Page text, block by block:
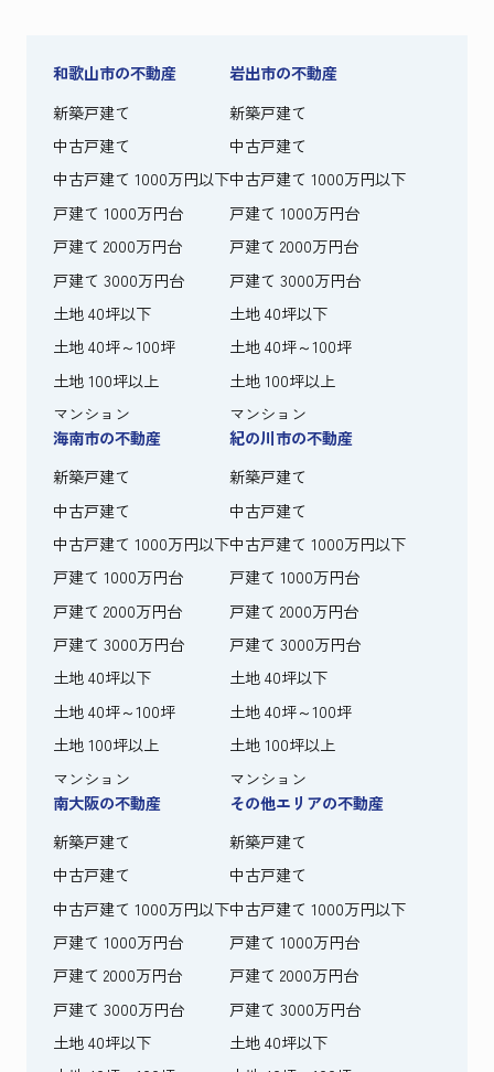
和歌山市の不動産
新築戸建て
中古戸建て
中古戸建て 1000万円以下
戸建て 1000万円台
戸建て 2000万円台
戸建て 3000万円台
土地 40坪以下
土地 40坪～100坪
土地 100坪以上
マンション
岩出市の不動産
新築戸建て
中古戸建て
中古戸建て 1000万円以下
戸建て 1000万円台
戸建て 2000万円台
戸建て 3000万円台
土地 40坪以下
土地 40坪～100坪
土地 100坪以上
マンション
海南市の不動産
新築戸建て
中古戸建て
中古戸建て 1000万円以下
戸建て 1000万円台
戸建て 2000万円台
戸建て 3000万円台
土地 40坪以下
土地 40坪～100坪
土地 100坪以上
マンション
紀の川市の不動産
新築戸建て
中古戸建て
中古戸建て 1000万円以下
戸建て 1000万円台
戸建て 2000万円台
戸建て 3000万円台
土地 40坪以下
土地 40坪～100坪
土地 100坪以上
マンション
南大阪の不動産
新築戸建て
中古戸建て
中古戸建て 1000万円以下
戸建て 1000万円台
戸建て 2000万円台
戸建て 3000万円台
土地 40坪以下
その他エリアの不動産
新築戸建て
中古戸建て
中古戸建て 1000万円以下
戸建て 1000万円台
戸建て 2000万円台
戸建て 3000万円台
土地 40坪以下